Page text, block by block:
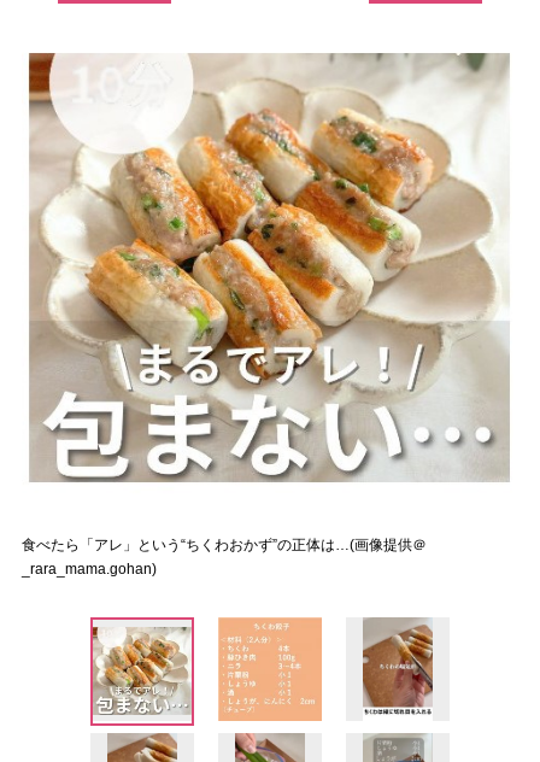
食べたら「アレ」という“ちくわおかず”の正体は…(画像提供＠
_rara_mama.gohan)